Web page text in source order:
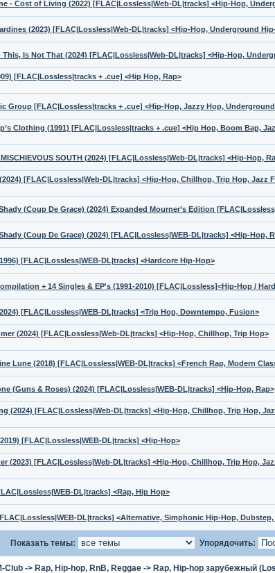
- Cost of Living (2022) [FLAC|Lossless|Web-DL|tracks] <Hip-Hop,
(2023) [FLAC|Lossless|Web-DL|tracks] <Hip-Hop, Underground
This, Is Not That (2024) [FLAC|Lossless|Web-DL|tracks] <Hip-Hop,
[FLAC|Lossless|tracks + .cue] <Hip Hop, Rap>
Group [FLAC|Lossless|tracks + .cue] <Hip-Hop, Jazzy Hop,
Clothing (1991) [FLAC|Lossless|tracks + .cue] <Hip Hop, Boom Bap,
SOUTH (2024) [FLAC|Lossless|Web-DL|tracks] <Hip-Hop,
[FLAC|Lossless|Web-DL|tracks] <Hip-Hop, Chillhop, Trip Hop, Jazz
(Coup De Grace) (2024) Expanded Mourner’s Edition
(Coup De Grace) (2024) [FLAC|Lossless|WEB-DL|tracks] <Hip-Hop,
[FLAC|Lossless|WEB-DL|tracks] <Hardcore Hip-Hop>
+ 14 Singles & EP's (1991-2010) [FLAC|Lossless]<Hip-Hop /
[FLAC|Lossless|WEB-DL|tracks] <Trip Hop, Downtempo, Fusion>
(2024) [FLAC|Lossless|Web-DL|tracks] <Hip-Hop, Chillhop, Trip Hop>
Lune (2018) [FLAC|Lossless|WEB-DL|tracks] <French Rap, Modern
(Guns & Roses) (2024) [FLAC|Lossless|WEB-DL|tracks] <Hip-Hop, Rap>
(2024) [FLAC|Lossless|Web-DL|tracks] <Hip-Hop, Chillhop, Trip Hop,
[FLAC|Lossless|WEB-DL|tracks] <Hip-Hop>
(2023) [FLAC|Lossless|Web-DL|tracks] <Hip-Hop, Chillhop, Trip Hop,
DL|tracks] <Rap, Hip Hop>
DL|tracks] <Alternative, Simphonic Hip-Hop, Dubstep,
Показать темы: Упорядочить:
Club-> Rap, Hip-hop, RnB, Reggae-> Rap, Hip-hop зарубежный